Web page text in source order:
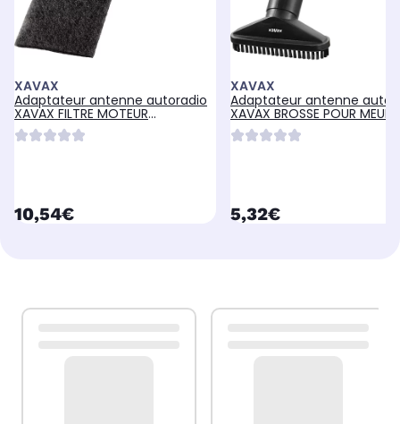
XAVAX
Adaptateur antenne autoradio
XAVAX FILTRE MOTEUR
ASPIRATEUR UNIV. MF01
currentPrice
10,54€
XAVAX
Adaptateur antenne
XAVAX BROSSE POUR
currentPrice
5,32€